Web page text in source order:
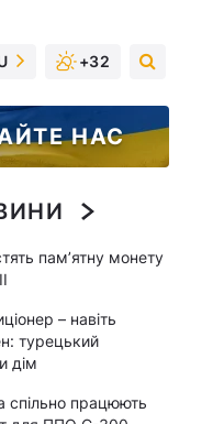
+32
НАС
пам’ятну монету
– навіть
турецький
дім
спільно працюють